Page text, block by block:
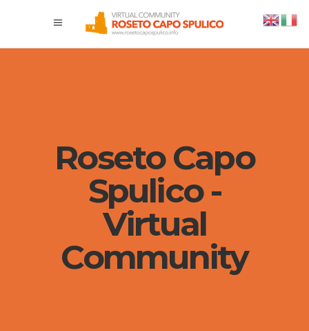
Roseto Capo
Spulico -
Virtual
Community